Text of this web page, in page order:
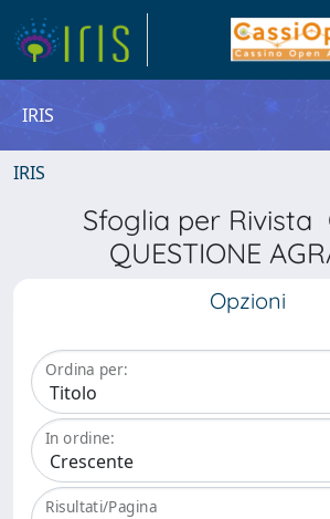
IRIS
IRIS
Sfoglia per Rivista
QUESTIONE
Opzioni
Ordina per:
In ordine:
Risultati/Pagina